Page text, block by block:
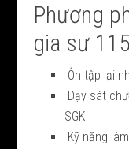
Phương
gia sư 115
Ôn tập lại
Dạy sát
SGK
Kỹ năng